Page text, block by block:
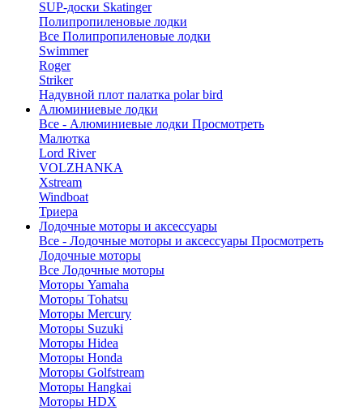
SUP-доски Skatinger
Полипропиленовые лодки
Все Полипропиленовые лодки
Swimmer
Roger
Striker
Надувной плот палатка polar bird
Алюминиевые лодки
Все - Алюминиевые лодки Просмотреть
Малютка
Lord River
VOLZHANKA
Xstream
Windboat
Триера
Лодочные моторы и аксессуары
Все - Лодочные моторы и аксессуары Просмотреть
Лодочные моторы
Все Лодочные моторы
Моторы Yamaha
Моторы Tohatsu
Моторы Mercury
Моторы Suzuki
Моторы Hidea
Моторы Honda
Моторы Golfstream
Моторы Hangkai
Моторы HDX